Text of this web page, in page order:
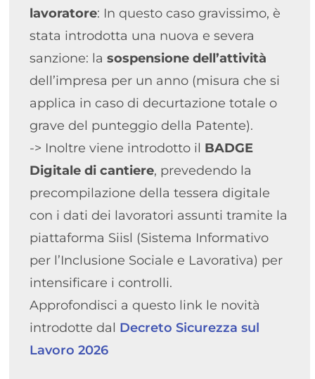
lavoratore: In questo caso gravissimo, è
stata introdotta una nuova e severa
sanzione: la sospensione dell’attività
dell’impresa per un anno (misura che si
applica in caso di decurtazione totale o
grave del punteggio della Patente).
-> Inoltre viene introdotto il BADGE
Digitale di cantiere, prevedendo la
precompilazione della tessera digitale
con i dati dei lavoratori assunti tramite la
piattaforma Siisl (Sistema Informativo
per l’Inclusione Sociale e Lavorativa) per
intensificare i controlli.
Approfondisci a questo link le novità
introdotte dal Decreto Sicurezza sul
Lavoro 2026